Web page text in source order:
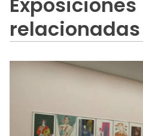
relacionadas